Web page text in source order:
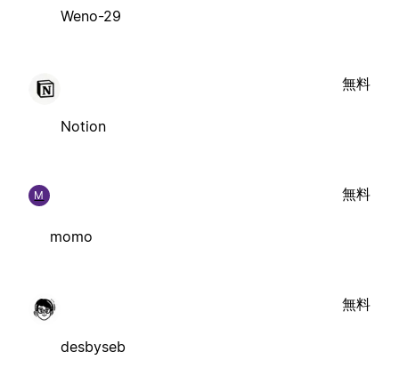
Weno-29
Notion
無料
M
momo
無料
desbyseb
無料